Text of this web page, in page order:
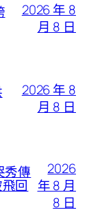
2026 年 8
月 8 日
2026 年 8
月 8 日
秀傳
回
2026
年 8 月
8 日